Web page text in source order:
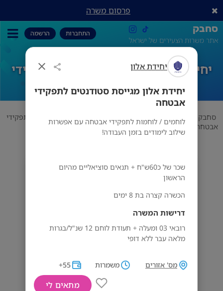
יחידת אלון
יחידת אלון מגייסת סטודנטים לתפקידי
אבטחה
לוחמים / לוחמות לתפקידי אבטחה עם אפשרות
שילוב לימודים בזמן העבודה!
שכר של כ60ש"ח + תנאים סוציאליים מהיום
הראשון
הכשרה קצרה בת 8 ימים
דרישות המשרה
רובאי 03 ומעלה + תעודת לוחם 12 שנ"ל/בגרות
מלאה עבר ללא דופי
מס' אזורים משמרות 55+
מתאים לי
פרסום משרה
סחבק
אתר משרות הצעירים של ישראל
התחברות הרשמה
יחידת אלון מגייסת סטודנטים לתפקידי
אבטחה
סחבק אבטחה יחידת אלון
יחידת אלון מגייסת סטודנטים לתפקידי
אבטחה
יחידת אלון
מס' אזורים